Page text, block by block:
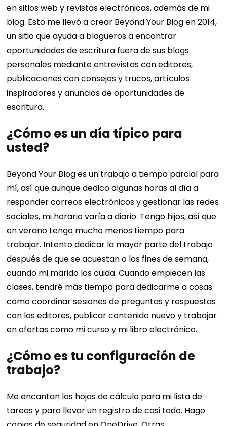
en sitios web y revistas electrónicas, además de mi
blog. Esto me llevó a crear Beyond Your Blog en 2014,
un sitio que ayuda a blogueros a encontrar
oportunidades de escritura fuera de sus blogs
personales mediante entrevistas con editores,
publicaciones con consejos y trucos, artículos
inspiradores y anuncios de oportunidades de
escritura.
¿Cómo es un día típico para
usted?
Beyond Your Blog es un trabajo a tiempo parcial para
mí, así que aunque dedico algunas horas al día a
responder correos electrónicos y gestionar las redes
sociales, mi horario varía a diario. Tengo hijos, así que
en verano tengo mucho menos tiempo para
trabajar. Intento dedicar la mayor parte del trabajo
después de que se acuestan o los fines de semana,
cuando mi marido los cuida. Cuando empiecen las
clases, tendré más tiempo para dedicarme a cosas
como coordinar sesiones de preguntas y respuestas
con los editores, publicar contenido nuevo y trabajar
en ofertas como mi curso y mi libro electrónico.
¿Cómo es tu configuración de
trabajo?
Me encantan las hojas de cálculo para mi lista de
tareas y para llevar un registro de casi todo. Hago